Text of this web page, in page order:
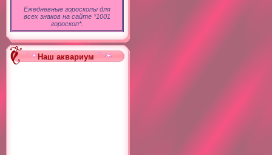
Ежедневные гороскопы для
всех знаков на сайте *1001
гороскоп*.
Наш аквариум